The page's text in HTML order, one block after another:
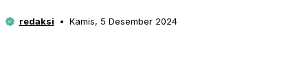
redaksi Kamis, 5 Desember 2024